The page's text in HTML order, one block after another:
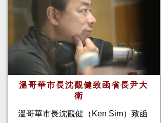
溫哥華市長沈觀健致函省長尹大
衛
溫哥華市長沈觀健（Ken Sim）致函